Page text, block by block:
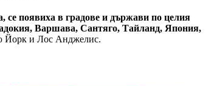
се появиха в градове и държави по целия
Варшава, Сантяго, Тайланд, Япония,
Йорк и Лос Анджелис.